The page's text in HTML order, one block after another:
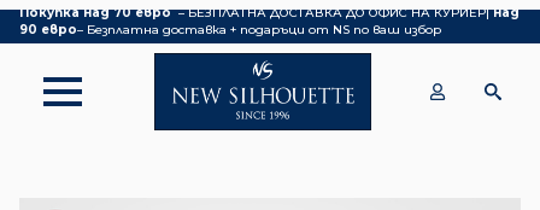
Покупка над 70 евро– БЕЗПЛАТНА ДОСТАВКА ДО ОФИС НА КУРИЕР|над
90 евро– Безплатна доставка + подаръци от NS по ваш избор